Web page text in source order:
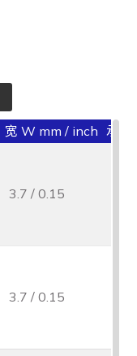
宽 W mm / inch 承受
3.7 / 0.15
3.7 / 0.15